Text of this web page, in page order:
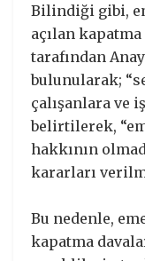
Bilindiği gibi,
açılan
tarafından
bulunularak;
çalışanlara ve
belirtilerek,
hakkının
kararları
Bu nedenle,
kapatma